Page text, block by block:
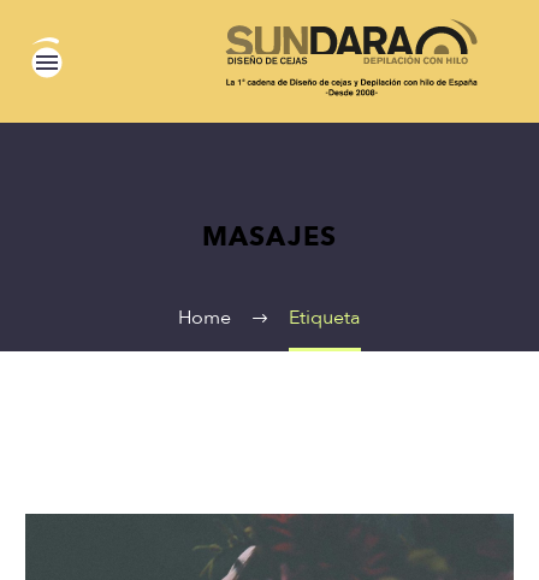
MASAJES
Home Etiqueta